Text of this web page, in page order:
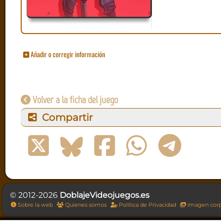
Añadir o corregir información
Volver a la ficha del juego
Compartir
© 2012-2026 DoblajeVideojuegos.es
Sobre la web Quienes somos Política de Privacidad Imagen